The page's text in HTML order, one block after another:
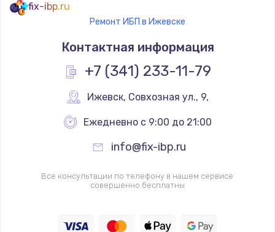
fix-ibp.ru
Ремонт ИБП в Ижевске
Контактная информация
+7 (341) 233-11-79
Ижевск, Совхозная ул., 9,
Ежедневно с 9:00 до 21:00
info@fix-ibp.ru
Все консультации по телефону в нашем сервисе
совершенно бесплатны